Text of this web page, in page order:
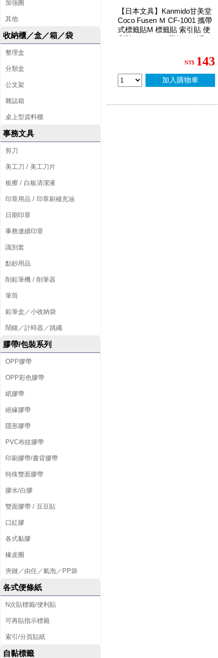
加強圈
其他
收納櫃／盒／箱／袋
整理盒
分類盒
公文架
雜誌箱
桌上型資料櫃
事務文具
剪刀
美工刀 / 美工刀片
板擦 / 白板清潔液
印章用品 / 印章刷補充油
日期印章
事務連續印章
識別套
點鈔用品
削鉛筆機 / 削筆器
筆筒
鉛筆盒／小收納袋
鬧鐘／計時器／跳繩
膠帶/包裝系列
OPP膠帶
OPP彩色膠帶
紙膠帶
絕緣膠帶
隱形膠帶
PVC布紋膠帶
印刷膠帶/書背膠帶
特殊雙面膠帶
膠水/白膠
雙面膠帶 / 豆豆貼
口紅膠
各式黏膠
橡皮圈
夾鏈／由任／氣泡／PP袋
各式便條紙
N次貼標籤/便利貼
可再貼指示標籤
索引/分頁貼紙
自黏標籤
【日本文具】Kanmido甘美堂
Coco Fusen Ｍ CF-1001 攜帶
式標籤貼M 標籤貼 索引貼 便
利貼 12x42mm 藍款 - 30張x4
NT$ 143
加入購物車